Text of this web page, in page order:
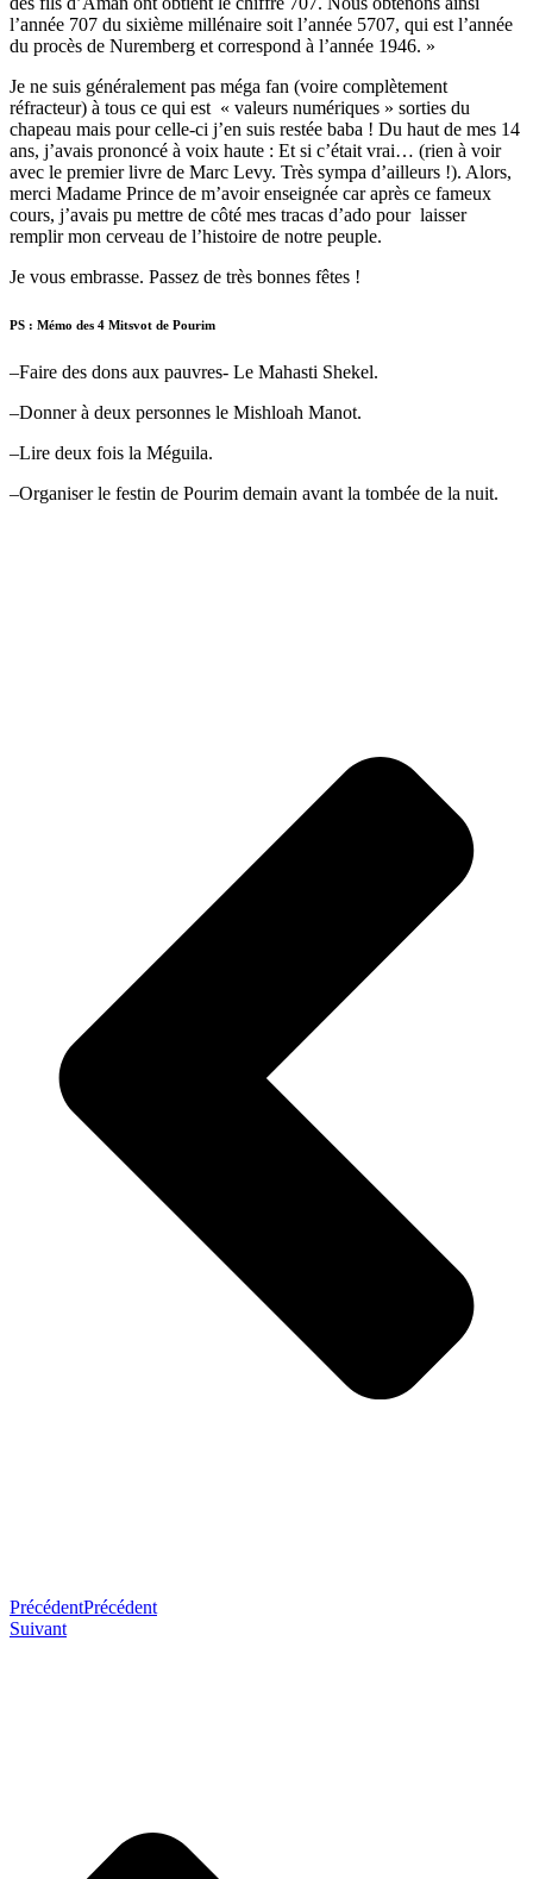
l’année 707 du sixième millénaire soit l’année 5707, qui est l’année
du procès de Nuremberg et correspond à l’année 1946. »
Je ne suis généralement pas méga fan (voire complètement
réfracteur) à tous ce qui est « valeurs numériques » sorties du
chapeau mais pour celle-ci j’en suis restée baba ! Du haut de mes 14
ans, j’avais prononcé à voix haute : Et si c’était vrai… (rien à voir
avec le premier livre de Marc Levy. Très sympa d’ailleurs !). Alors,
merci Madame Prince de m’avoir enseignée car après ce fameux
cours, j’avais pu mettre de côté mes tracas d’ado pour laisser
remplir mon cerveau de l’histoire de notre peuple.
Je vous embrasse. Passez de très bonnes fêtes !
PS : Mémo des 4 Mitsvot de Pourim
–Faire des dons aux pauvres- Le Mahasti Shekel.
–Donner à deux personnes le Mishloah Manot.
–Lire deux fois la Méguila.
–Organiser le festin de Pourim demain avant la tombée de la nuit.
PrécédentPrécédent
Suivant